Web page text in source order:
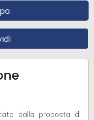
Cod. 471
dalla proposta di